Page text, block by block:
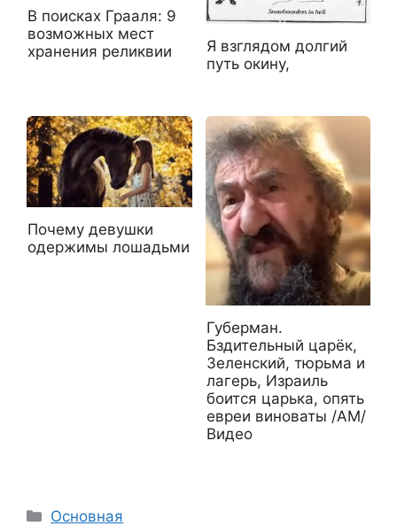
В поисках Грааля: 9
возможных мест
хранения реликвии
Я взглядом долгий
путь окину,
Почему девушки
одержимы лошадьми
Губерман.
Бздительный царёк,
Зеленский, тюрьма и
лагерь, Израиль
боится царька, опять
евреи виноваты /АМ/
Видео
Рубрики
Основная